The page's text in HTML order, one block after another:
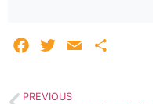
FacebookTwitterEmail
PREVIOUS